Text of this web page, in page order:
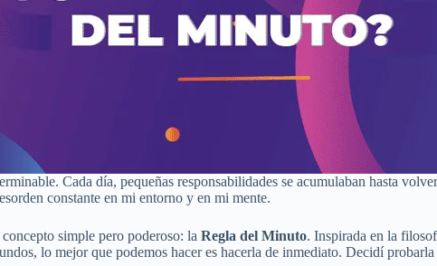
Cada día, pequeñas responsabilidades se acumulaban hasta
constante en mi entorno y en mi mente.
simple pero poderoso: la Regla del Minuto. Inspirada en la
lo mejor que podemos hacer es hacerla de inmediato. Decidí